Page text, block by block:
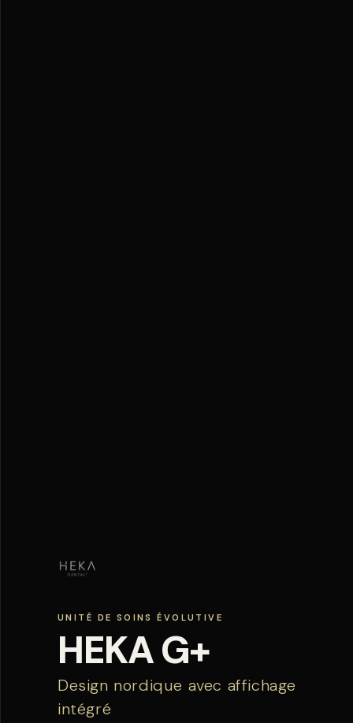
UNITÉ DE SOINS ÉVOLUTIVE
HEKA G+
Design nordique avec affichage
intégré